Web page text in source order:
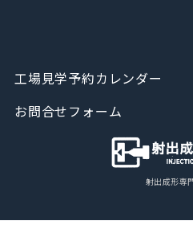
工場見学予約カレンダー
お問合せフォーム
射出成形専